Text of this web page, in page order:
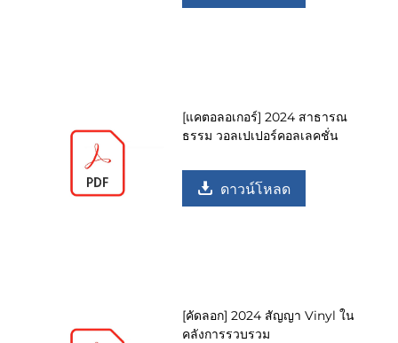
[แคตอลอเกอร์] 2024 สาธารณ
ธรรม วอลเปเปอร์คอลเลคชั่น
ดาวน์โหลด
[คัดลอก] 2024 สัญญา Vinyl ใน
คลังการรวบรวม